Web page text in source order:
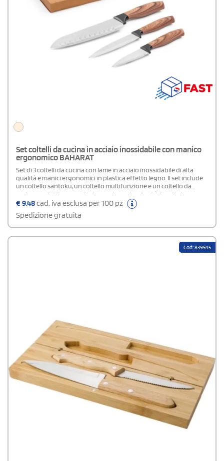
Set coltelli da cucina in acciaio inossidabile con manico
ergonomico BAHARAT
Set di 3 coltelli da cucina con lame in acciaio inossidabile di alta
qualità e manici ergonomici in plastica effetto legno. Il set include
un coltello santoku, un coltello multifunzione e un coltello da
cucina, perfetti per ogni esigenza in cucina. Il set è fornito in una
elegante confezione regalo in carta kraft, ideale per un regalo
pratico e raffinato. La scatola misura 335 x 145 x 28 mm.
€9,48cad. iva esclusa per 100 pz
Spedizione gratuita
Cod: 839545